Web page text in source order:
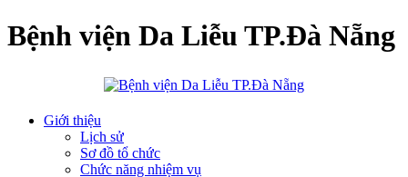
Bệnh viện Da Liễu TP.Đà Nẵng
Giới thiệu
Lịch sử
Sơ đồ tổ chức
Chức năng nhiệm vụ